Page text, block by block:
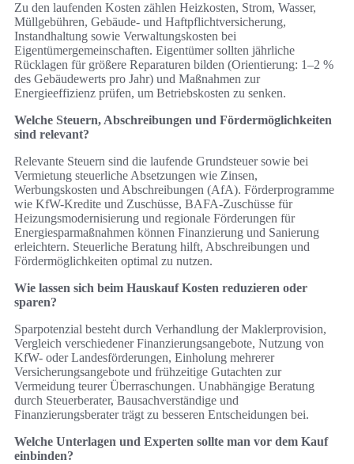
Zu den laufenden Kosten zählen Heizkosten, Strom, Wasser,
Müllgebühren, Gebäude- und Haftpflichtversicherung,
Instandhaltung sowie Verwaltungskosten bei
Eigentümergemeinschaften. Eigentümer sollten jährliche
Rücklagen für größere Reparaturen bilden (Orientierung: 1–2 %
des Gebäudewerts pro Jahr) und Maßnahmen zur
Energieeffizienz prüfen, um Betriebskosten zu senken.
Welche Steuern, Abschreibungen und Fördermöglichkeiten
sind relevant?
Relevante Steuern sind die laufende Grundsteuer sowie bei
Vermietung steuerliche Absetzungen wie Zinsen,
Werbungskosten und Abschreibungen (AfA). Förderprogramme
wie KfW-Kredite und Zuschüsse, BAFA-Zuschüsse für
Heizungsmodernisierung und regionale Förderungen für
Energiesparmaßnahmen können Finanzierung und Sanierung
erleichtern. Steuerliche Beratung hilft, Abschreibungen und
Fördermöglichkeiten optimal zu nutzen.
Wie lassen sich beim Hauskauf Kosten reduzieren oder
sparen?
Sparpotenzial besteht durch Verhandlung der Maklerprovision,
Vergleich verschiedener Finanzierungsangebote, Nutzung von
KfW- oder Landesförderungen, Einholung mehrerer
Versicherungsangebote und frühzeitige Gutachten zur
Vermeidung teurer Überraschungen. Unabhängige Beratung
durch Steuerberater, Bausachverständige und
Finanzierungsberater trägt zu besseren Entscheidungen bei.
Welche Unterlagen und Experten sollte man vor dem Kauf
einbinden?